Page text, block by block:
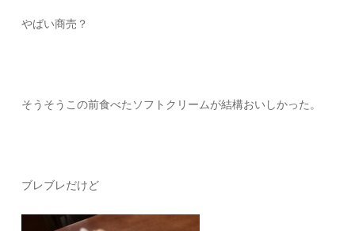
やばい商売？
そうそうこの前食べたソフトクリームが結構おいしかった。
ブレブレだけど